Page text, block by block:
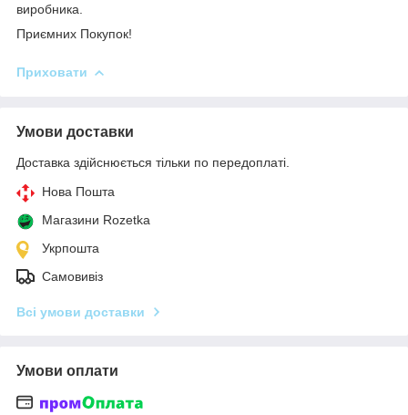
виробника.
Приємних Покупок!
Приховати
Умови доставки
Доставка здійснюється тільки по передоплаті.
Нова Пошта
Магазини Rozetka
Укрпошта
Самовивіз
Всі умови доставки
Умови оплати